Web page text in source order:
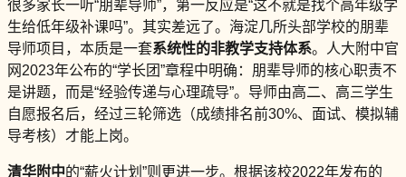
很多家长一听“朋辈导师”，第一反应是“这不就是找个高年级学
生给低年级补课吗”。其实差远了。海淀几所头部学校的朋辈
导师项目，本质是一套系统性的非教学支持体系。人大附中官
网2023年公布的“学长团”章程中明确：朋辈导师的核心职责不
是讲题，而是“经验传递与心理疏导”。导师由高二、高三学生
自愿报名后，经过三轮筛选（成绩排名前30%、面试、模拟辅
导考核）才能上岗。
清华附中的“薪火计划”则更进一步。根据该校2022年发布的